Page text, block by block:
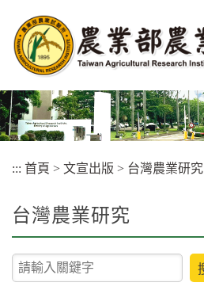
容
區
塊
::: 首頁 > 文宣出版 > 台灣農業研究
台灣農業研究
keyword